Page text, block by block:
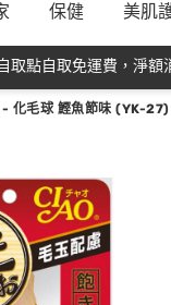
保健 美肌
點自取免運費，淨額
化毛球 鰹魚節味 (YK-27)